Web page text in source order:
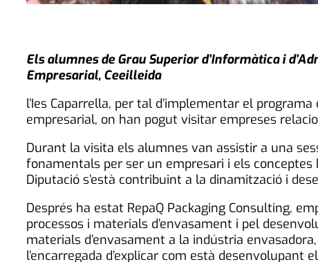
Els alumnes de Grau Superior d’Informàtica i
Empresarial, Ceeilleida
l’Ies Caparrella, per tal d’implementar el
empresarial, on han pogut visitar empreses
Durant la visita els alumnes van assistir a una
fonamentals per ser un empresari i els conceptes
Diputació s’està contribuint a la dinamització i
Després ha estat RepaQ Packaging Consulting,
processos i materials d’envasament i pel
materials d’envasament a la indústria
l’encarregada d’explicar com està